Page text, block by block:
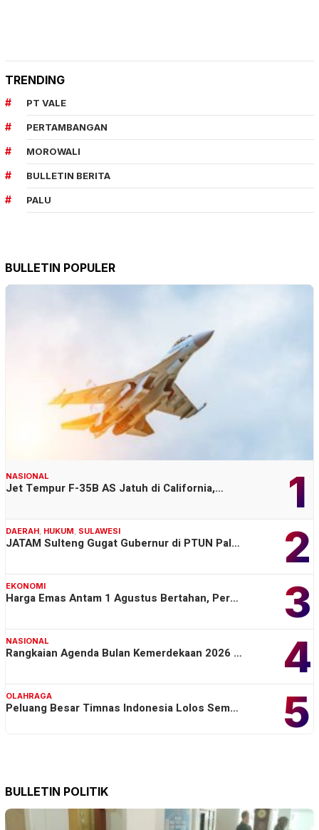
TRENDING
PT VALE
PERTAMBANGAN
MOROWALI
BULLETIN BERITA
PALU
BULLETIN POPULER
1
NASIONAL
Jet Tempur F-35B AS Jatuh di California,…
2
DAERAH, HUKUM, SULAWESI
JATAM Sulteng Gugat Gubernur di PTUN Pal…
3
EKONOMI
Harga Emas Antam 1 Agustus Bertahan, Per…
4
NASIONAL
Rangkaian Agenda Bulan Kemerdekaan 2026 …
5
OLAHRAGA
Peluang Besar Timnas Indonesia Lolos Sem…
BULLETIN POLITIK